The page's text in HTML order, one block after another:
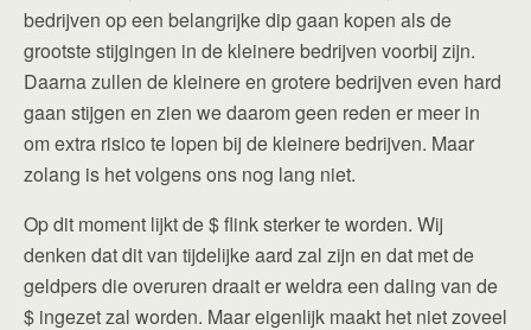
bedrijven op een belangrijke dip gaan kopen als de
grootste stijgingen in de kleinere bedrijven voorbij zijn.
Daarna zullen de kleinere en grotere bedrijven even hard
gaan stijgen en zien we daarom geen reden er meer in
om extra risico te lopen bij de kleinere bedrijven. Maar
zolang is het volgens ons nog lang niet.
Op dit moment lijkt de $ flink sterker te worden. Wij
denken dat dit van tijdelijke aard zal zijn en dat met de
geldpers die overuren draait er weldra een daling van de
$ ingezet zal worden. Maar eigenlijk maakt het niet zoveel